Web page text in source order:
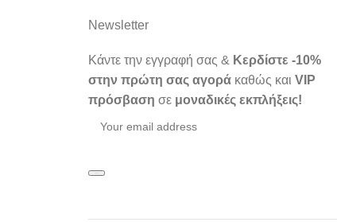
Newsletter
Κάντε την εγγραφή σας & Κερδίστε -10%
στην πρώτη σας αγοράκαθώς και VIP
πρόσβαση σε μοναδικές εκπλήξεις!